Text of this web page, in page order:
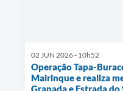
02 JUN 2026 - 10h52
Operação Tapa-
Mairinque e realiza
Granada e Estrada